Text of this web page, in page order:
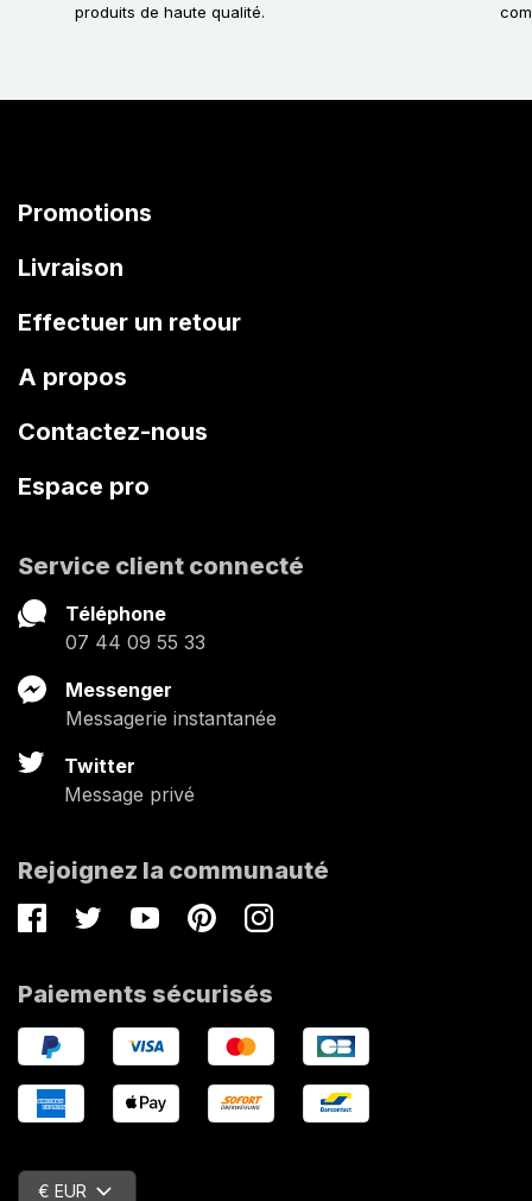
produits de haute qualité.
Promotions
Livraison
Effectuer un retour
A propos
Contactez-nous
Espace pro
Service client connecté
Téléphone
07 44 09 55 33
Messenger
Messagerie instantanée
Twitter
Message privé
Rejoignez la communauté
FacebookTwitterYoutubePinterestInstagram
Paiements sécurisés
€ EUR